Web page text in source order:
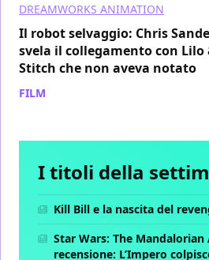
DREAMWORKS ANIMATION
Il robot selvaggio: Chris
svela il collegamento con Lilo
Stitch che non aveva notato
FILM
I titoli della
Kill Bill e la nascita del
Star Wars: The Mandalorian
recensione: L’Impero